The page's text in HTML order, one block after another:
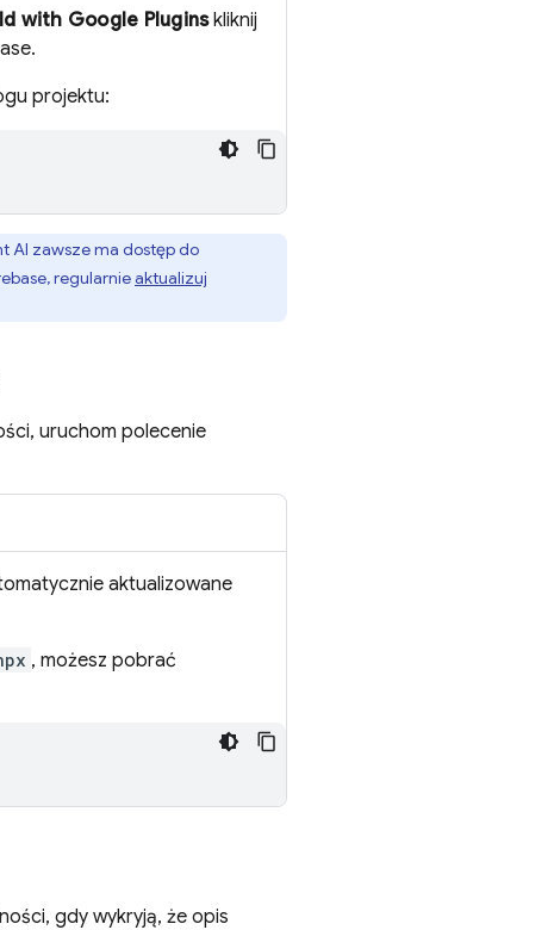
with Google Pluginskliknij
projektu:
AI zawsze ma dostęp do
regularnieaktualizuj
uruchom polecenie
aktualizowane
, możesz pobrać
gdy wykryją, że opis